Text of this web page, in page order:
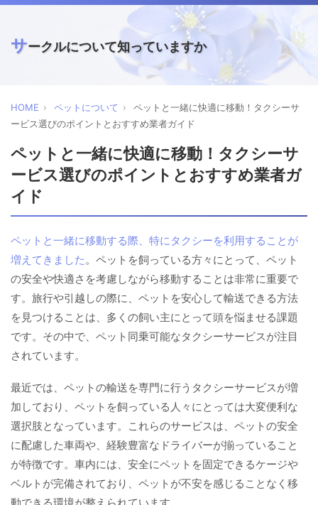
サークルについて知っていますか
HOME ペットについて
ペットと一緒に快適に移動！タクシーサ
ービス選びのポイントとおすすめ業者ガイド
ペットと一緒に快適に移動！タクシーサ
ービス選びのポイントとおすすめ業者ガ
イド
ペットと一緒に移動する際、特にタクシーを利用することが
増えてきました。ペットを飼っている方々にとって、ペット
の安全や快適さを考慮しながら移動することは非常に重要で
す。旅行や引越しの際に、ペットを安心して輸送できる方法
を見つけることは、多くの飼い主にとって頭を悩ませる課題
です。その中で、ペット同乗可能なタクシーサービスが注目
されています。
最近では、ペットの輸送を専門に行うタクシーサービスが増
加しており、ペットを飼っている人々にとっては大変便利な
選択肢となっています。これらのサービスは、ペットの安全
に配慮した車両や、経験豊富なドライバーが揃っていること
が特徴です。車内には、安全にペットを固定できるケージや
ベルトが完備されており、ペットが不安を感じることなく移